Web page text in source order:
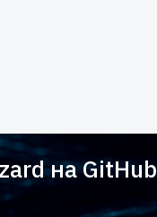
на GitHub